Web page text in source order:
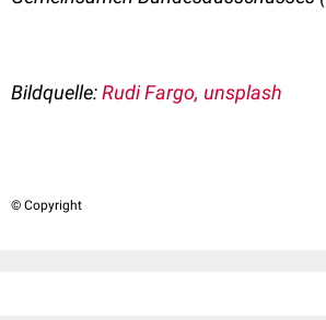
Bildquelle:Rudi Fargo, unsplash
© Copyright